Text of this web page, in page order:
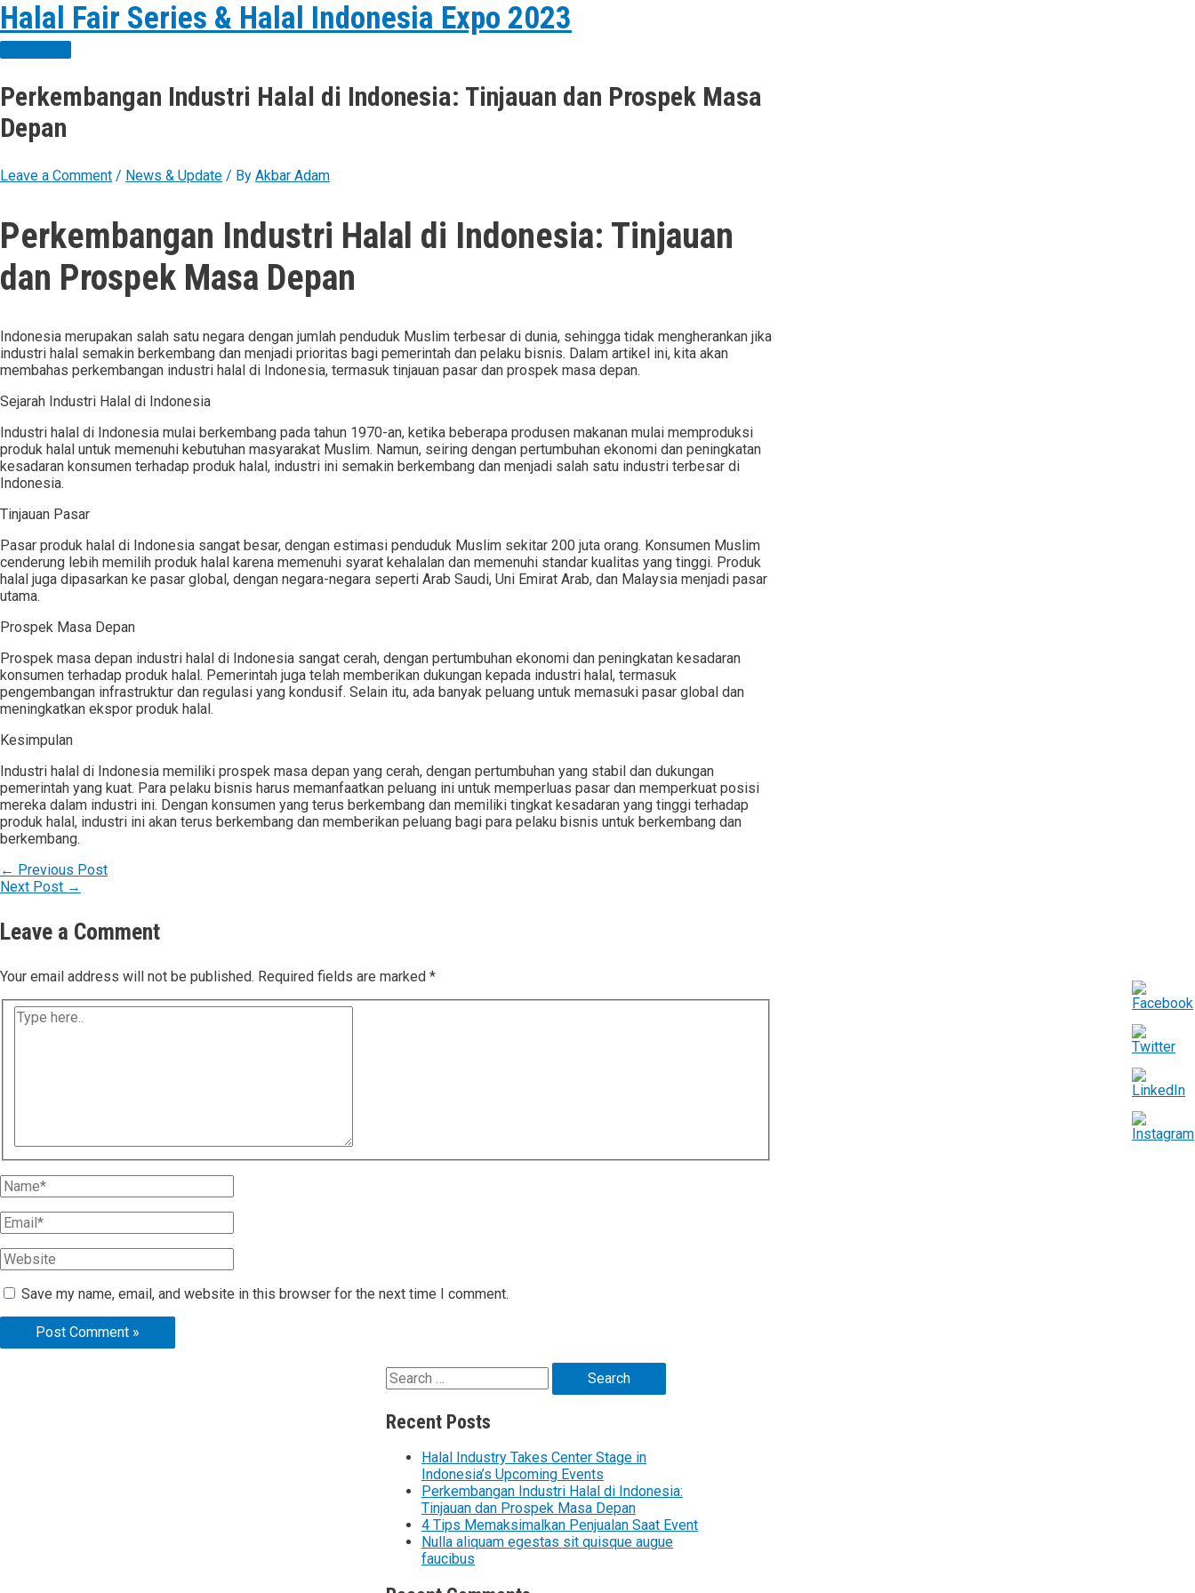
Halal Fair Series & Halal Indonesia Expo 2023
Perkembangan Industri Halal di Indonesia: Tinjauan dan Prospek Masa
Depan
Leave a Comment / News & Update / By Akbar Adam
Perkembangan Industri Halal di Indonesia: Tinjauan
dan Prospek Masa Depan
Indonesia merupakan salah satu negara dengan jumlah penduduk Muslim terbesar di dunia, sehingga tidak mengherankan jika
industri halal semakin berkembang dan menjadi prioritas bagi pemerintah dan pelaku bisnis. Dalam artikel ini, kita akan
membahas perkembangan industri halal di Indonesia, termasuk tinjauan pasar dan prospek masa depan.
Sejarah Industri Halal di Indonesia
Industri halal di Indonesia mulai berkembang pada tahun 1970-an, ketika beberapa produsen makanan mulai memproduksi
produk halal untuk memenuhi kebutuhan masyarakat Muslim. Namun, seiring dengan pertumbuhan ekonomi dan peningkatan
kesadaran konsumen terhadap produk halal, industri ini semakin berkembang dan menjadi salah satu industri terbesar di
Indonesia.
Tinjauan Pasar
Pasar produk halal di Indonesia sangat besar, dengan estimasi penduduk Muslim sekitar 200 juta orang. Konsumen Muslim
cenderung lebih memilih produk halal karena memenuhi syarat kehalalan dan memenuhi standar kualitas yang tinggi. Produk
halal juga dipasarkan ke pasar global, dengan negara-negara seperti Arab Saudi, Uni Emirat Arab, dan Malaysia menjadi pasar
utama.
Prospek Masa Depan
Prospek masa depan industri halal di Indonesia sangat cerah, dengan pertumbuhan ekonomi dan peningkatan kesadaran
konsumen terhadap produk halal. Pemerintah juga telah memberikan dukungan kepada industri halal, termasuk
pengembangan infrastruktur dan regulasi yang kondusif. Selain itu, ada banyak peluang untuk memasuki pasar global dan
meningkatkan ekspor produk halal.
Kesimpulan
Industri halal di Indonesia memiliki prospek masa depan yang cerah, dengan pertumbuhan yang stabil dan dukungan
pemerintah yang kuat. Para pelaku bisnis harus memanfaatkan peluang ini untuk memperluas pasar dan memperkuat posisi
mereka dalam industri ini. Dengan konsumen yang terus berkembang dan memiliki tingkat kesadaran yang tinggi terhadap
produk halal, industri ini akan terus berkembang dan memberikan peluang bagi para pelaku bisnis untuk berkembang dan
berkembang.
← Previous Post
Next Post →
Leave a Comment
Your email address will not be published. Required fields are marked *
Save my name, email, and website in this browser for the next time I comment.
Recent Posts
Halal Industry Takes Center Stage in
Indonesia’s Upcoming Events
Perkembangan Industri Halal di Indonesia:
Tinjauan dan Prospek Masa Depan
4 Tips Memaksimalkan Penjualan Saat Event
Nulla aliquam egestas sit quisque augue
faucibus